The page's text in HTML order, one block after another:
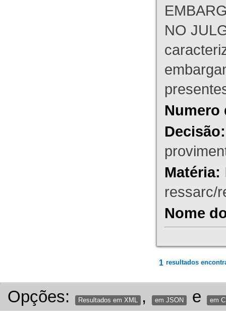
NO
Numero
Decisão:
Matéria:
ressarc/
Nome
1 resultados
Opções: Resultados em XML , em JSON e em